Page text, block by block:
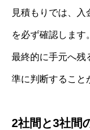
見積もりでは、入
を必ず確認します。
最終的に手元へ残
準に判断すること
2社間と3社間